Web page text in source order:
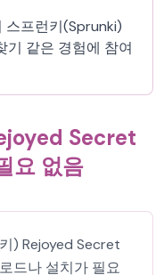
스프런키(Sprunki)
기 같은 경험에 참여
Secret
요 없음
) Rejoyed Secret
드나 설치가 필요